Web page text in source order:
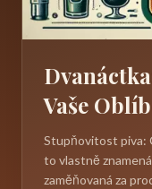
Vaše
Stupňovitost piva:
to vlastně
zaměňovaná za